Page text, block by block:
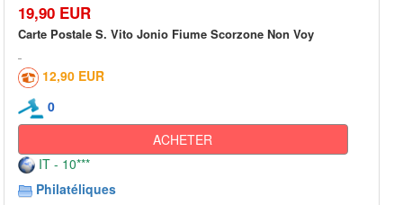
19,90 EUR
Carte Postale S. Vito Jonio Fiume Scorzone Non Voy
12,90 EUR
0
ACHETER
IT - 10***
Philatéliques